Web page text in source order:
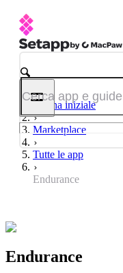
Pagina iniziale
Marketplace
Tutte le app
Endurance
Endurance